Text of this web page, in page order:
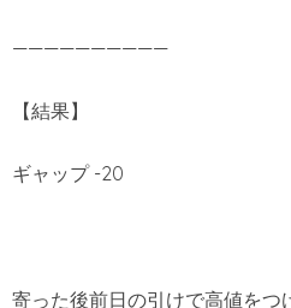
——————————
【結果】
ギャップ -20
寄った後前日の引けで高値をつ